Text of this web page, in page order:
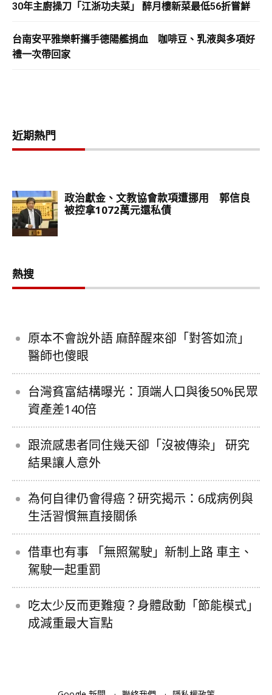
30年主廚操刀「江浙功夫菜」 醉月樓新菜最低56折嘗鮮
台南安平雅樂軒攜手德陽艦捐血 咖啡豆、乳液與多項好
禮一次帶回家
近期熱門
熱搜
原本不會說外語 麻醉醒來卻「對答如流」
醫師也傻眼
台灣貧富結構曝光：頂端人口與後50%民眾
資產差140倍
跟流感患者同住幾天卻「沒被傳染」 研究
結果讓人意外
為何自律仍會得癌？研究揭示：6成病例與
生活習慣無直接關係
借車也有事 「無照駕駛」新制上路 車主、
駕駛一起重罰
吃太少反而更難瘦？身體啟動「節能模式」
成減重最大盲點